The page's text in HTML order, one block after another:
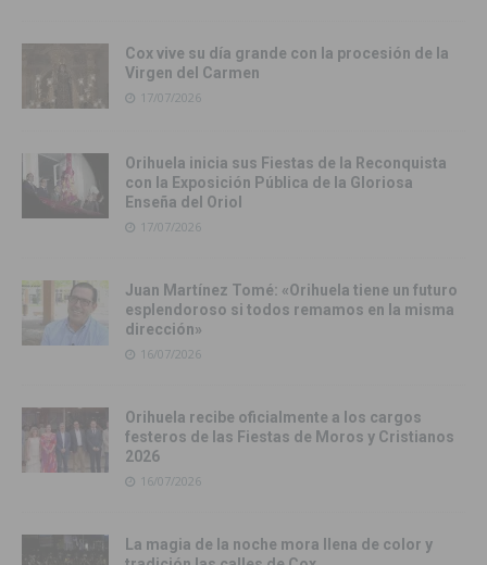
Cox vive su día grande con la procesión de la
Virgen del Carmen
17/07/2026
Orihuela inicia sus Fiestas de la Reconquista
con la Exposición Pública de la Gloriosa
Enseña del Oriol
17/07/2026
Juan Martínez Tomé: «Orihuela tiene un futuro
esplendoroso si todos remamos en la misma
dirección»
16/07/2026
Orihuela recibe oficialmente a los cargos
festeros de las Fiestas de Moros y Cristianos
2026
16/07/2026
La magia de la noche mora llena de color y